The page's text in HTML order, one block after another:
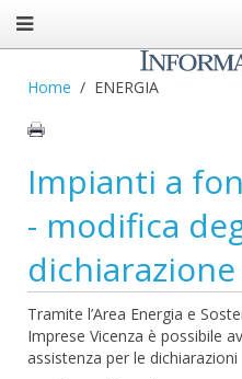
Home ENERGIA
Impianti a
- modifica
Tramite l’Area Energia e
Imprese Vicenza è possibile
assistenza per le dichiarazioni